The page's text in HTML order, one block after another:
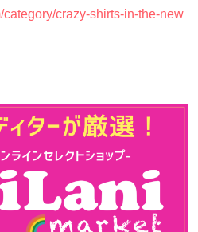
category/crazy-shirts-in-the-new